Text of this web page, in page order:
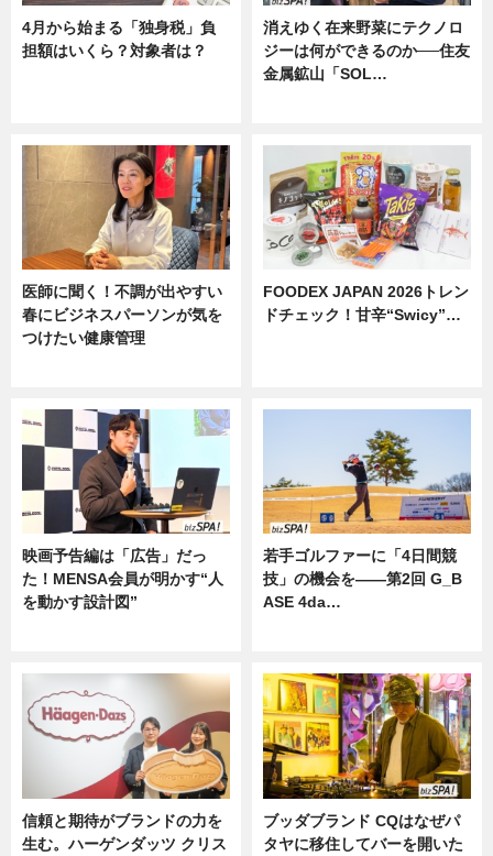
4月から始まる「独身税」負
担額はいくら？対象者は？
消えゆく在来野菜にテクノロ
ジーは何ができるのか──住友
金属鉱山「SOL…
医師に聞く！不調が出やすい
春にビジネスパーソンが気を
つけたい健康管理
FOODEX JAPAN 2026トレン
ドチェック！甘辛“Swicy”…
映画予告編は「広告」だっ
た！MENSA会員が明かす“人
を動かす設計図”
若手ゴルファーに「4日間競
技」の機会を——第2回 G_B
ASE 4da…
信頼と期待がブランドの力を
生む。ハーゲンダッツ クリス
ブッダブランド CQはなぜパ
タヤに移住してバーを開いた